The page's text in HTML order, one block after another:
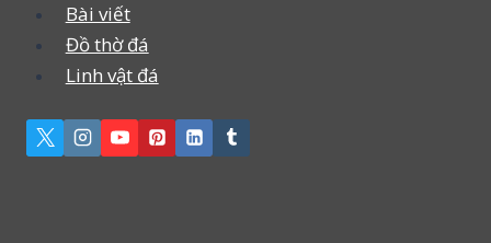
Bài viết
Đồ thờ đá
Linh vật đá